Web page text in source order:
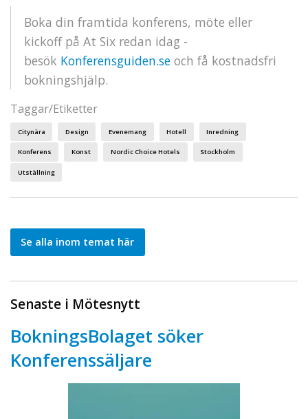
Boka din framtida konferens, möte eller
kickoff på At Six redan idag -
besök Konferensguiden.se och få kostnadsfri
bokningshjälp.
Taggar/Etiketter
Citynära Design Evenemang Hotell Inredning
Konferens Konst Nordic Choice Hotels Stockholm
Utställning
Se alla inom temat här
Senaste i Mötesnytt
BokningsBolaget söker
Konferenssäljare